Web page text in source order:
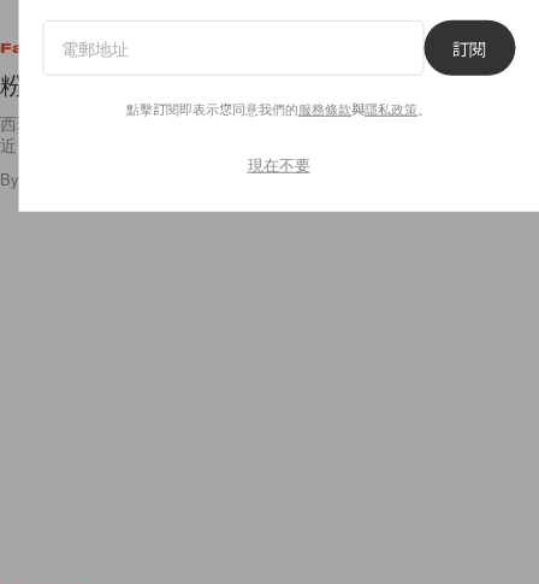
Fashion
粉色大衣熱潮再襲：搶先看 Mango 12月造型目錄
西班牙時尚品牌 Mango 的女裝系列每季都會演繹不同的流行趨勢。最
近，Mango
By
訂閱
點擊訂閱即表示您同意我們的服務條款與隱私政策
現在不要